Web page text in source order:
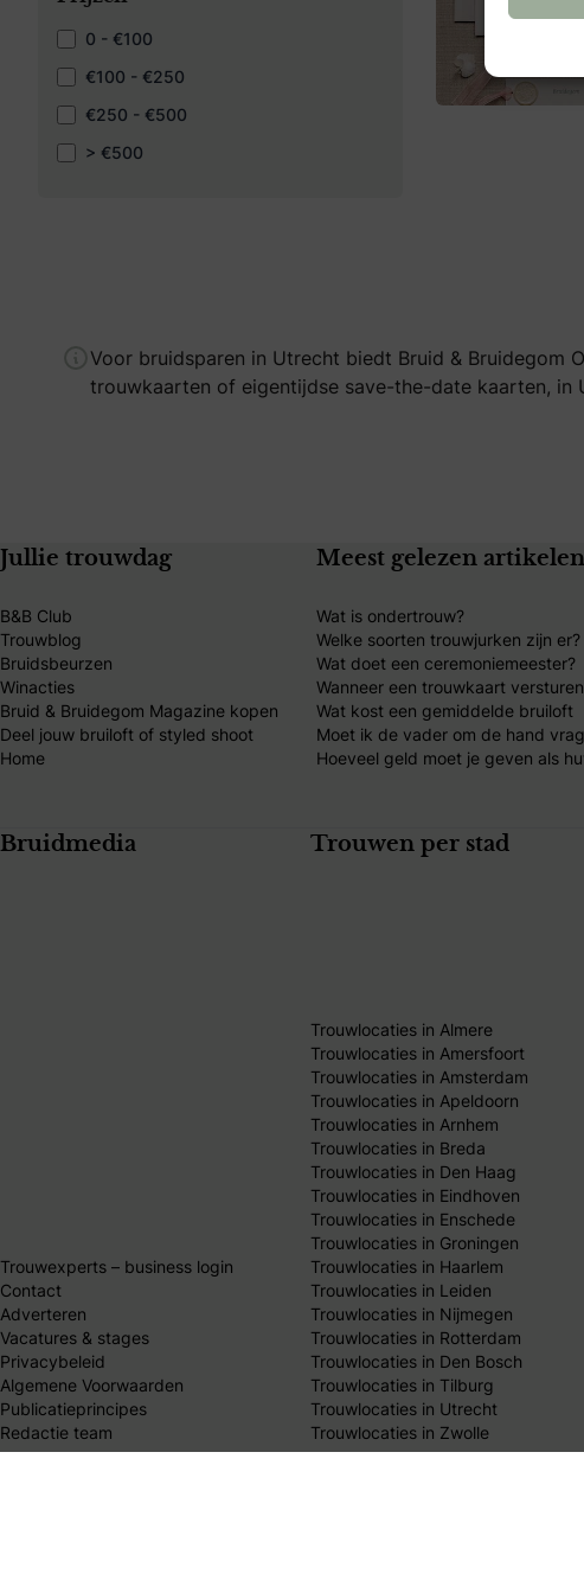
0 - €100
€100 - €250
€250 - €500
> €500
Voor bruidsparen in Utrecht biedt Bruid & Bruidegom
trouwkaarten of eigentijdse save-the-date kaarten,
Jullie trouwdag
B&B Club
Trouwblog
Bruidsbeurzen
Winacties
Bruid & Bruidegom Magazine kopen
Deel jouw bruiloft of styled shoot
Home
Meest gelezen artikelen
Wat is ondertrouw?
Welke soorten trouwjurken zijn er?
Wat doet een ceremoniemeester?
Wanneer een trouwkaart
Wat kost een gemiddelde bruiloft
Moet ik de vader om de hand
Hoeveel geld moet je geven als
Bruidmedia
Trouwexperts – business login
Contact
Adverteren
Vacatures & stages
Privacybeleid
Algemene Voorwaarden
Publicatieprincipes
Redactie team
Trouwen per stad
Trouwlocaties in Almere
Trouwlocaties in Amersfoort
Trouwlocaties in Amsterdam
Trouwlocaties in Apeldoorn
Trouwlocaties in Arnhem
Trouwlocaties in Breda
Trouwlocaties in Den Haag
Trouwlocaties in Eindhoven
Trouwlocaties in Enschede
Trouwlocaties in Groningen
Trouwlocaties in Haarlem
Trouwlocaties in Leiden
Trouwlocaties in Nijmegen
Trouwlocaties in Rotterdam
Trouwlocaties in Den Bosch
Trouwlocaties in Tilburg
Trouwlocaties in Utrecht
Trouwlocaties in Zwolle